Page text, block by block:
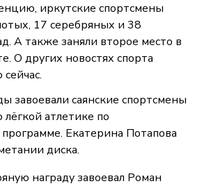
иркутские спортсмены
17 серебряных и 38
А также заняли второе место в
О других новостях спорта
завоевали саянские спортсмены
атлетике по
Екатерина Потапова
диска.
награду завоевал Роман